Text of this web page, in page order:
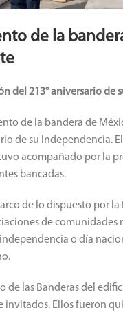
de la
del 213° aniversario de
de la bandera de
de su Independencia.
acompañado por la
bancadas.
de lo dispuesto por
de
o día
de las Banderas del
invitados. Ellos fueron